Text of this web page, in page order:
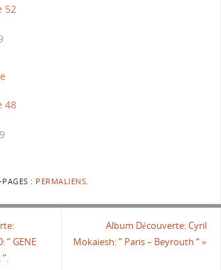
52
48
: PERMALIENS.
” GENE
Album Découverte: Cyril
Mokaiesh: ” Paris – Beyrouth “»